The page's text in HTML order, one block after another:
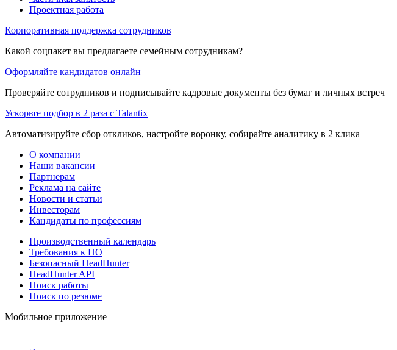
Проектная работа
Корпоративная поддержка сотрудников
Какой соцпакет вы предлагаете семейным сотрудникам?
Оформляйте кандидатов онлайн
Проверяйте сотрудников и подписывайте кадровые документы без бумаг и личных встреч
Ускорьте подбор в 2 раза с Talantix
Автоматизируйте сбор откликов, настройте воронку, собирайте аналитику в 2 клика
О компании
Наши вакансии
Партнерам
Реклама на сайте
Новости и статьи
Инвесторам
Кандидаты по профессиям
Производственный календарь
Требования к ПО
Безопасный HeadHunter
HeadHunter API
Поиск работы
Поиск по резюме
Мобильное приложение